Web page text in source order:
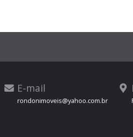
WhatsApp
E-mail
rondonimoveis@yahoo.com.br